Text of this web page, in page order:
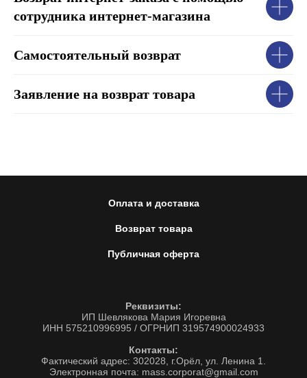
сотрудника интернет-магазина
Самостоятельный возврат
Заявление на возврат товара
Оплата и доставка
Возврат товара
Публичная оферта
Реквизиты:
ИП Шевлякова Мария Игоревна
ИНН 575210996995 / ОГРНИП 319574900024933
Контакты:
Фактический адрес: 302028, г.Орёл, ул. Ленина 1.
Электронная почта: mass.corporat@gmail.com